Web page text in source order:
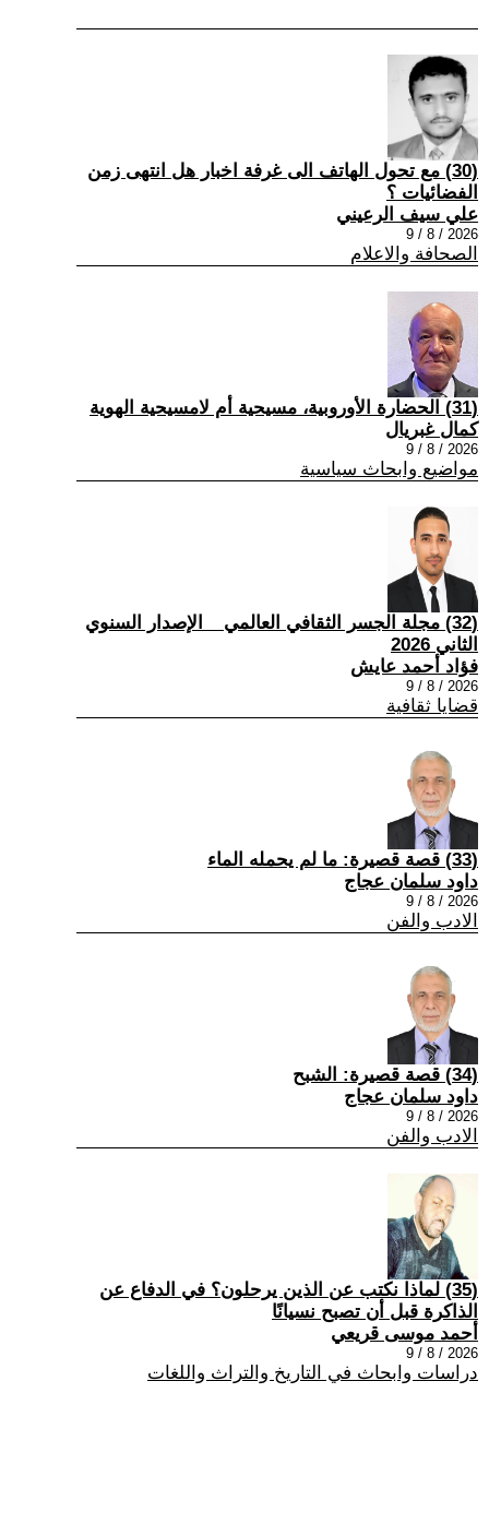
(30) مع تحول الهاتف الى غرفة اخبار هل انتهى زمن
الفضائيات ؟
علي سيف الرعيني
2026 / 8 / 9
الصحافة والاعلام
(31) الحضارة الأوروبية، مسيحية أم لامسيحية الهوية
كمال غبريال
2026 / 8 / 9
مواضيع وابحاث سياسية
(32) مجلة الجسر الثقافي العالمي _ الإصدار السنوي
الثاني 2026
فؤاد أحمد عايش
2026 / 8 / 9
قضايا ثقافية
(33) قصة قصيرة: ما لم يحمله الماء
داود سلمان عجاج
2026 / 8 / 9
الادب والفن
(34) قصة قصيرة: الشبح
داود سلمان عجاج
2026 / 8 / 9
الادب والفن
(35) لماذا نكتب عن الذين يرحلون؟ في الدفاع عن
الذاكرة قبل أن تصبح نسيانًا
أحمد موسى قريعي
2026 / 8 / 9
دراسات وابحاث في التاريخ والتراث واللغات